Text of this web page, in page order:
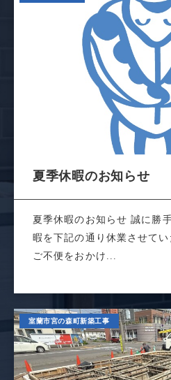
夏季休暇のお知らせ
夏季休暇のお知らせ 誠に勝
暇を下記の通り休業させて
ご不便をおかけ...
室蘭市宮の森町新築工事